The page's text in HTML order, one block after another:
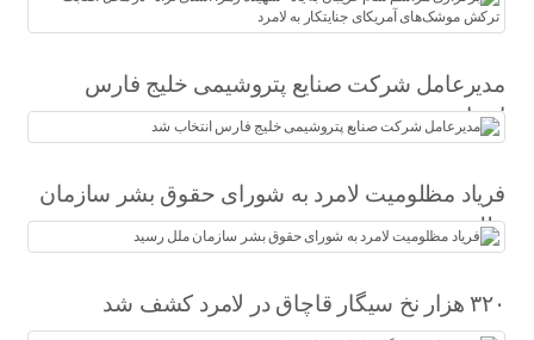
آمریکای جنایتکار به لامرد
مدیرعامل شرکت صنایع پتروشیمی خلیج فارس
انتخاب شد
فریاد مظلومیت لامرد به شورای حقوق بشر سازمان
ملل رسید
۳۲۰ هزار نخ سیگار قاچاق در لامرد کشف شد